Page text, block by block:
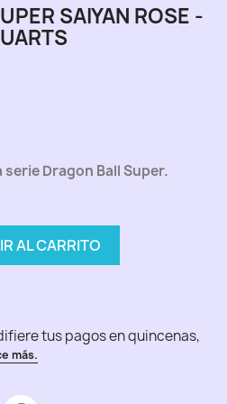
SAIYAN ROSE -
Dragon Ball Super.
AL CARRITO